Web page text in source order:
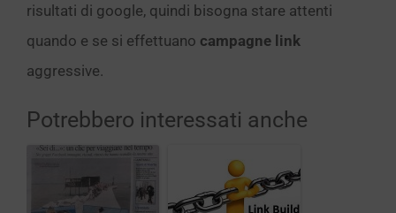
risultati di google, quindi bisogna stare attenti
quando e se si effettuano campagne link
aggressive.
Potrebbero interessati anche